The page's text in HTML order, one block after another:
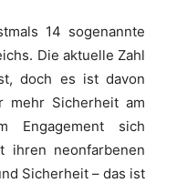
14 sogenannte
Die aktuelle Zahl
doch es ist davon
mehr Sicherheit am
Engagement sich
ihren neonfarbenen
Sicherheit – das ist